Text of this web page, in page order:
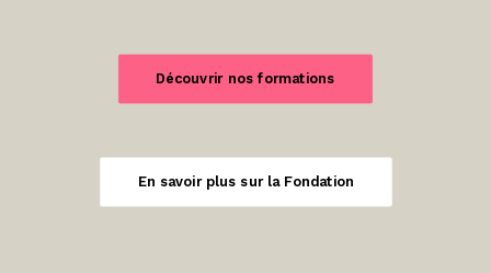
Découvrir nos formations
En savoir plus sur la Fondation